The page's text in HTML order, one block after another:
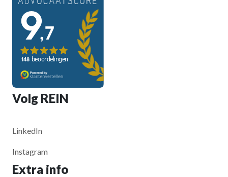
Volg REIN
LinkedIn
Instagram
Extra info